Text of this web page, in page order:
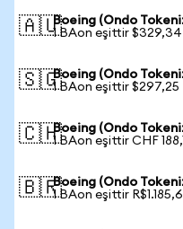
🇦🇺Boeing (Ondo
1 BAon eşittir $329,34
🇸🇬Boeing (Ondo
1 BAon eşittir $297,25
🇨🇭Boeing (Ondo
1 BAon eşittir CHF
🇧🇷Boeing (Ondo
1 BAon eşittir